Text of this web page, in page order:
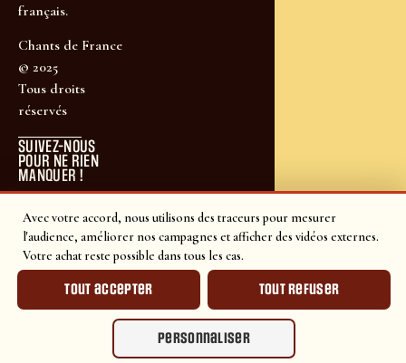
Avec votre accord, nous utilisons des traceurs pour mesurer
l'audience, améliorer nos campagnes et afficher des vidéos externes.
Votre achat reste possible dans tous les cas.
Tout accepter Tout refuser
Personnaliser
français.
Chants de France
© 2025
Tous droits
réservés
SUIVEZ-NOUS
POUR NE RIEN
MANQUER !